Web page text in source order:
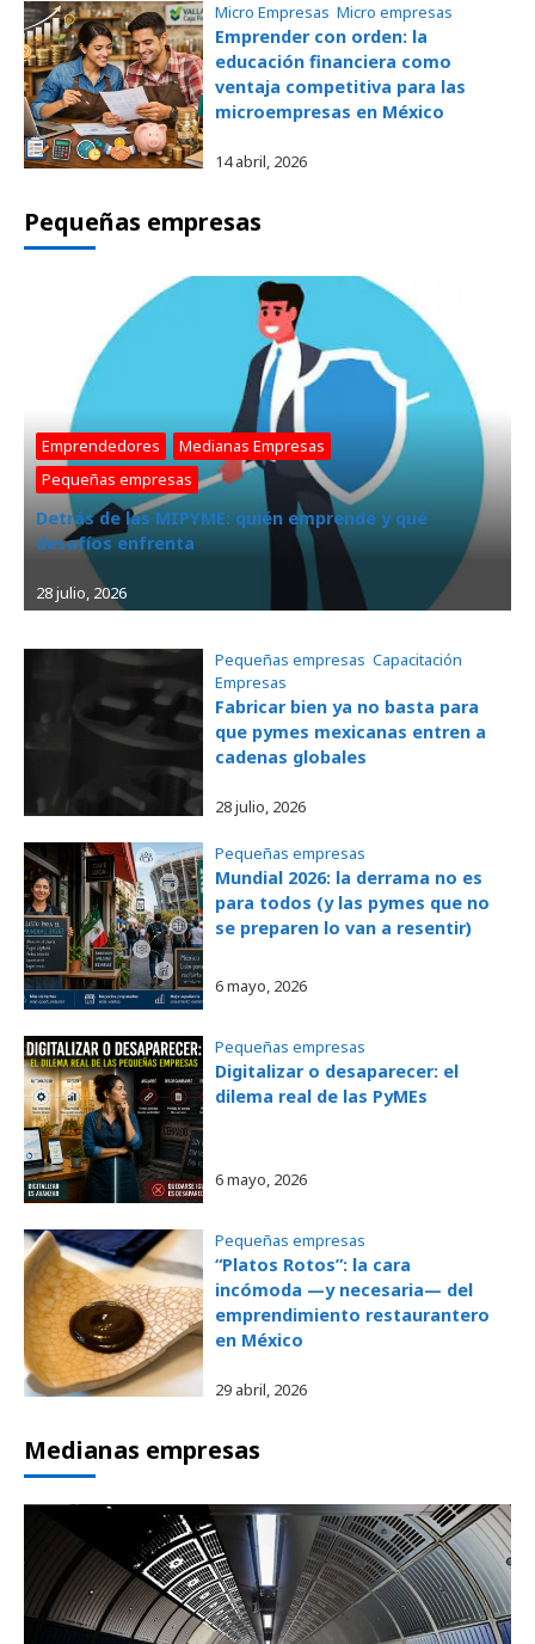
Micro Empresas Micro empresas
Emprender con orden: la
educación financiera como
ventaja competitiva para las
microempresas en México
14 abril, 2026
Pequeñas empresas
Emprendedores Medianas Empresas
Pequeñas empresas
Detrás de las MIPYME: quién emprende y qué
desafíos enfrenta
28 julio, 2026
Pequeñas empresas Capacitación
Empresas
Fabricar bien ya no basta para
que pymes mexicanas entren a
cadenas globales
28 julio, 2026
Pequeñas empresas
Mundial 2026: la derrama no es
para todos (y las pymes que no
se preparen lo van a resentir)
6 mayo, 2026
Pequeñas empresas
Digitalizar o desaparecer: el
dilema real de las PyMEs
6 mayo, 2026
Pequeñas empresas
“Platos Rotos”: la cara
incómoda —y necesaria— del
emprendimiento restaurantero
en México
29 abril, 2026
Medianas empresas